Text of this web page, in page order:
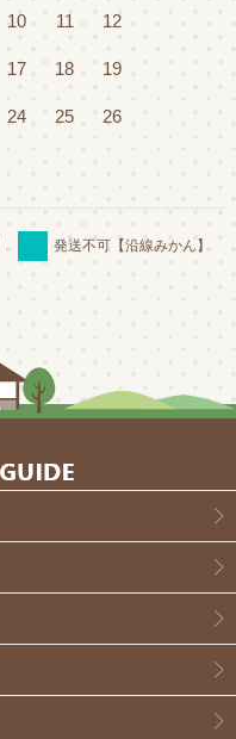
10 11 12
17 18 19
24 25 26
発送不可【沿線みかん】